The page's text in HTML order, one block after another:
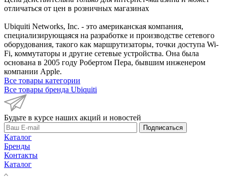
отличаться от цен в розничных магазинах
Ubiquiti Networks, Inc. - это американская компания,
специализирующаяся на разработке и производстве сетевого
оборудования, такого как маршрутизаторы, точки доступа Wi-
Fi, коммутаторы и другие сетевые устройства. Она была
основана в 2005 году Робертом Пера, бывшим инженером
компании Apple.
Все товары категории
Все товары бренда Ubiquiti
Будьте в курсе наших акций и новостей
Подписаться
Каталог
Бренды
Контакты
Каталог